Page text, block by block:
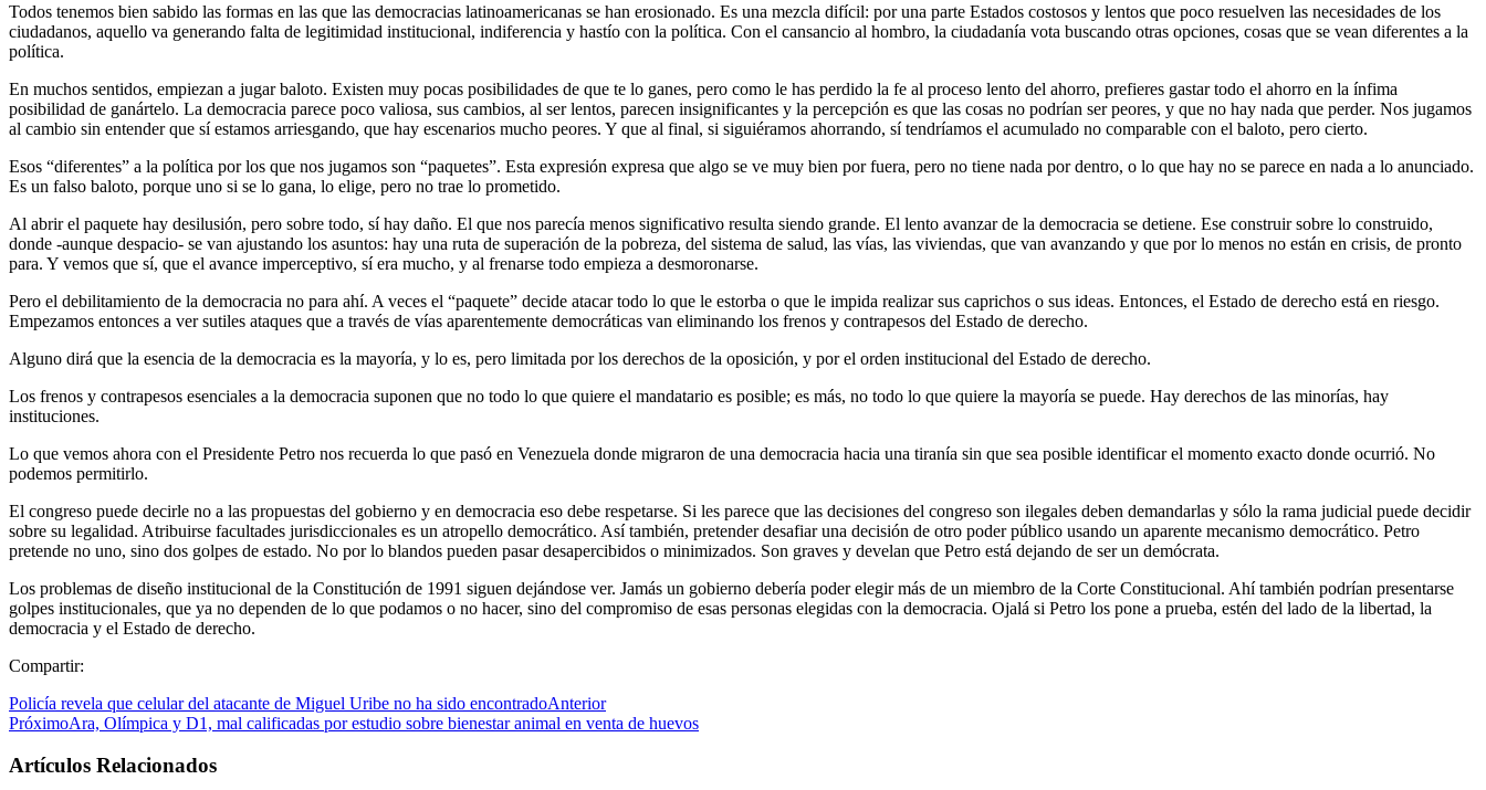
Todos tenemos bien sabido las formas en las que las democracias latinoamericanas se han erosionado. Es una mezcla difícil: por una parte Estados costosos y lentos que poco resuelven las necesidades de los
ciudadanos, aquello va generando falta de legitimidad institucional, indiferencia y hastío con la política. Con el cansancio al hombro, la ciudadanía vota buscando otras opciones, cosas que se vean diferentes a la
política.
En muchos sentidos, empiezan a jugar baloto. Existen muy pocas posibilidades de que te lo ganes, pero como le has perdido la fe al proceso lento del ahorro, prefieres gastar todo el ahorro en la ínfima
posibilidad de ganártelo. La democracia parece poco valiosa, sus cambios, al ser lentos, parecen insignificantes y la percepción es que las cosas no podrían ser peores, y que no hay nada que perder. Nos jugamos
al cambio sin entender que sí estamos arriesgando, que hay escenarios mucho peores. Y que al final, si siguiéramos ahorrando, sí tendríamos el acumulado no comparable con el baloto, pero cierto.
Esos “diferentes” a la política por los que nos jugamos son “paquetes”. Esta expresión expresa que algo se ve muy bien por fuera, pero no tiene nada por dentro, o lo que hay no se parece en nada a lo anunciado.
Es un falso baloto, porque uno si se lo gana, lo elige, pero no trae lo prometido.
Al abrir el paquete hay desilusión, pero sobre todo, sí hay daño. El que nos parecía menos significativo resulta siendo grande. El lento avanzar de la democracia se detiene. Ese construir sobre lo construido,
donde -aunque despacio- se van ajustando los asuntos: hay una ruta de superación de la pobreza, del sistema de salud, las vías, las viviendas, que van avanzando y que por lo menos no están en crisis, de pronto
para. Y vemos que sí, que el avance imperceptivo, sí era mucho, y al frenarse todo empieza a desmoronarse.
Pero el debilitamiento de la democracia no para ahí. A veces el “paquete” decide atacar todo lo que le estorba o que le impida realizar sus caprichos o sus ideas. Entonces, el Estado de derecho está en riesgo.
Empezamos entonces a ver sutiles ataques que a través de vías aparentemente democráticas van eliminando los frenos y contrapesos del Estado de derecho.
Alguno dirá que la esencia de la democracia es la mayoría, y lo es, pero limitada por los derechos de la oposición, y por el orden institucional del Estado de derecho.
Los frenos y contrapesos esenciales a la democracia suponen que no todo lo que quiere el mandatario es posible; es más, no todo lo que quiere la mayoría se puede. Hay derechos de las minorías, hay
instituciones.
Lo que vemos ahora con el Presidente Petro nos recuerda lo que pasó en Venezuela donde migraron de una democracia hacia una tiranía sin que sea posible identificar el momento exacto donde ocurrió. No
podemos permitirlo.
El congreso puede decirle no a las propuestas del gobierno y en democracia eso debe respetarse. Si les parece que las decisiones del congreso son ilegales deben demandarlas y sólo la rama judicial puede decidir
sobre su legalidad. Atribuirse facultades jurisdiccionales es un atropello democrático. Así también, pretender desafiar una decisión de otro poder público usando un aparente mecanismo democrático. Petro
pretende no uno, sino dos golpes de estado. No por lo blandos pueden pasar desapercibidos o minimizados. Son graves y develan que Petro está dejando de ser un demócrata.
Los problemas de diseño institucional de la Constitución de 1991 siguen dejándose ver. Jamás un gobierno debería poder elegir más de un miembro de la Corte Constitucional. Ahí también podrían presentarse
golpes institucionales, que ya no dependen de lo que podamos o no hacer, sino del compromiso de esas personas elegidas con la democracia. Ojalá si Petro los pone a prueba, estén del lado de la libertad, la
democracia y el Estado de derecho.
Compartir:
Policía revela que celular del atacante de Miguel Uribe no ha sido encontradoAnterior
PróximoAra, Olímpica y D1, mal calificadas por estudio sobre bienestar animal en venta de huevos
Artículos Relacionados